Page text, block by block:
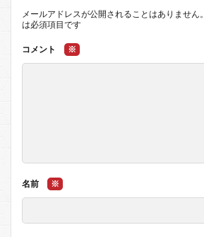
メールアドレスが公開されることはありません。
は必須項目です
コメント ※
名前 ※